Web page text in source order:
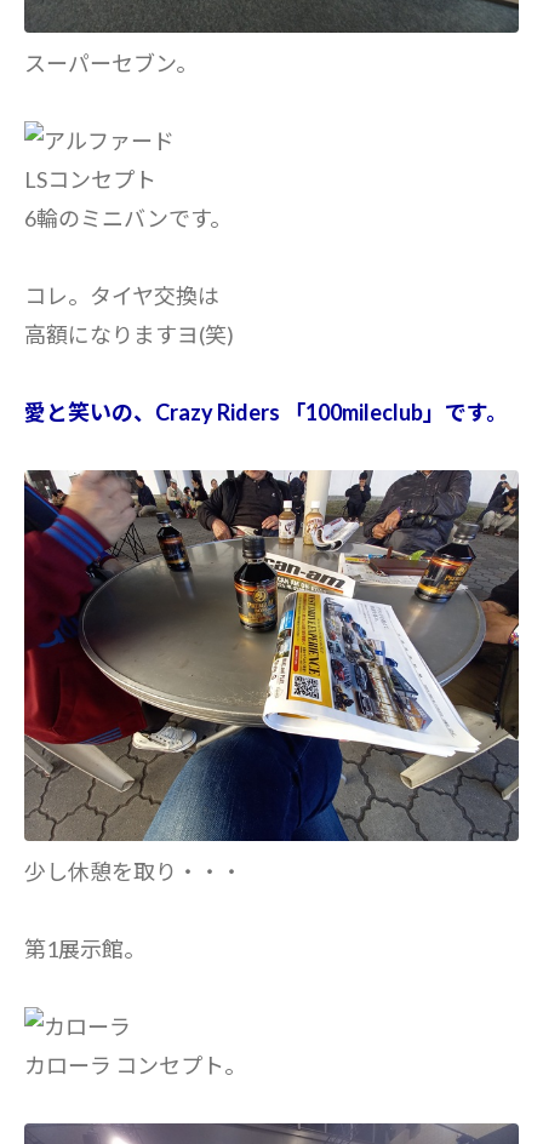
スーパーセブン。
LSコンセプト
6輪のミニバンです。
コレ。タイヤ交換は
高額になりますヨ(笑)
愛と笑いの、Crazy Riders 「100mileclub」です。
少し休憩を取り・・・
第1展示館。
カローラ コンセプト。